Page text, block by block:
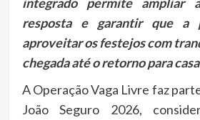
resposta e garantir que a
aproveitar os festejos com
chegada até o retorno para
A Operação Vaga Livre faz
João Seguro 2026,